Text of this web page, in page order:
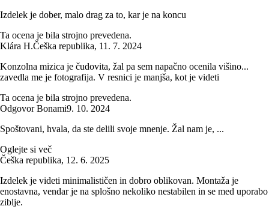
Izdelek je dober, malo drag za to, kar je na koncu
Ta ocena je bila strojno prevedena.
Klára H.Češka republika, 11. 7. 2024
Konzolna mizica je čudovita, žal pa sem napačno ocenila višino...
zavedla me je fotografija. V resnici je manjša, kot je videti
Ta ocena je bila strojno prevedena.
Odgovor Bonami9. 10. 2024
Spoštovani, hvala, da ste delili svoje mnenje. Žal nam je, ...
Oglejte si več
Češka republika, 12. 6. 2025
Izdelek je videti minimalističen in dobro oblikovan. Montaža je
enostavna, vendar je na splošno nekoliko nestabilen in se med uporabo
ziblje.